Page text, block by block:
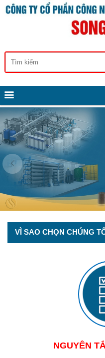
VÌ SAO CHỌN CHÚNG
NGUYÊN